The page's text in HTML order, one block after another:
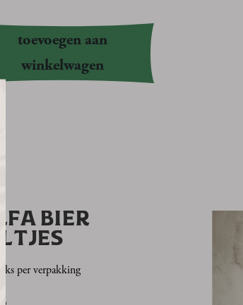
toevoegen aan
winkelwagen
BIER
per verpakking